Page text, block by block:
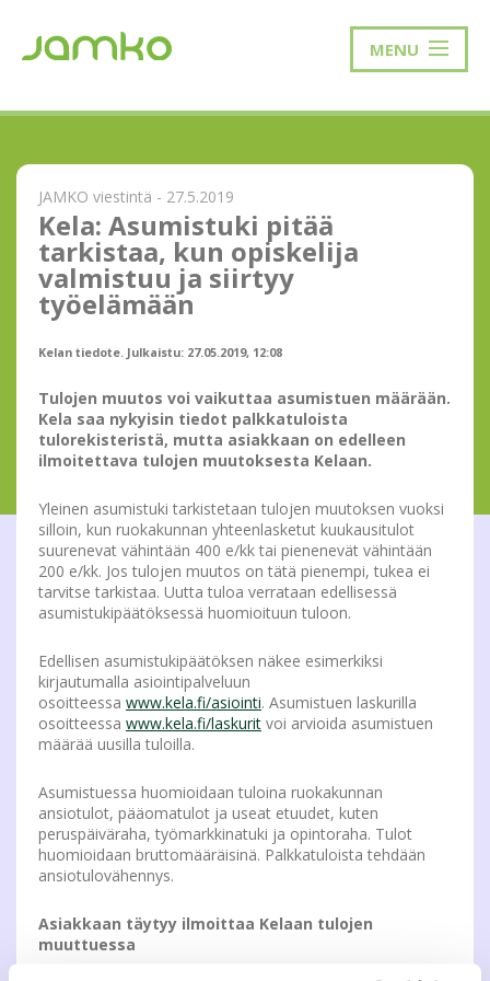
MENU
JAMKO viestintä - 27.5.2019
Kela: Asumistuki pitää
tarkistaa, kun opiskelija
valmistuu ja siirtyy
työelämään
Kelan tiedote. Julkaistu: 27.05.2019, 12:08
Tulojen muutos voi vaikuttaa asumistuen määrään.
Kela saa nykyisin tiedot palkkatuloista
tulorekisteristä, mutta asiakkaan on edelleen
ilmoitettava tulojen muutoksesta Kelaan.
Yleinen asumistuki tarkistetaan tulojen muutoksen vuoksi
silloin, kun ruokakunnan yhteenlasketut kuukausitulot
suurenevat vähintään 400 e/kk tai pienenevät vähintään
200 e/kk. Jos tulojen muutos on tätä pienempi, tukea ei
tarvitse tarkistaa. Uutta tuloa verrataan edellisessä
asumistukipäätöksessä huomioituun tuloon.
Edellisen asumistukipäätöksen näkee esimerkiksi
kirjautumalla asiointipalveluun
osoitteessa www.kela.fi/asiointi. Asumistuen laskurilla
osoitteessa www.kela.fi/laskurit voi arvioida asumistuen
määrää uusilla tuloilla.
Asumistuessa huomioidaan tuloina ruokakunnan
ansiotulot, pääomatulot ja useat etuudet, kuten
peruspäiväraha, työmarkkinatuki ja opintoraha. Tulot
huomioidaan bruttomääräisinä. Palkkatuloista tehdään
ansiotulovähennys.
Asiakkaan täytyy ilmoittaa Kelaan tulojen
muuttuessa